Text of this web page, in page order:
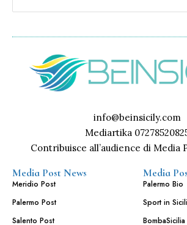
info@beinsicily.com
Mediartika
Contribuisce all’audience di Media
Media Post News
Meridio Post
Palermo Post
Salento Post
Media
Palermo Bio
Sport in
BombaSicilia